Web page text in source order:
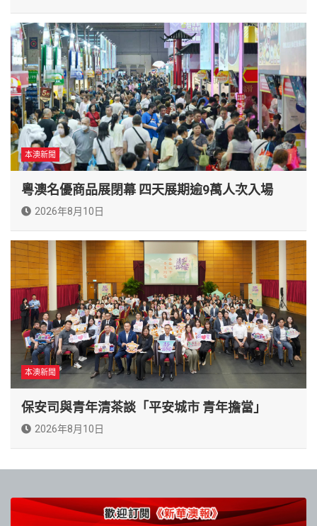
本澳新聞
粵澳名優商品展閉幕 四天展期逾9萬人次入場
2026年8月10日
本澳新聞
保安司與青年清茶談「平安城市 青年擔當」
2026年8月10日